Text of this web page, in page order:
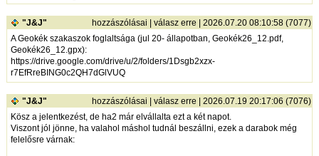
"J&J" hozzászólásai |válasz erre | 2026.07.20 08:10:58 (7077)
A Geokék szakaszok foglaltsága (jul 20- állapotban, Geokék26_12.pdf,
Geokék26_12.gpx):
https://drive.google.com/drive/u/2/folders/1Dsgb2xzx-
r7EfRreBING0c2QH7dGlVUQ
"J&J" hozzászólásai |válasz erre | 2026.07.19 20:17:06 (7076)
Kösz a jelentkezést, de ha2 már elvállalta ezt a két napot.
Viszont jól jönne, ha valahol máshol tudnál beszállni, ezek a darabok még
felelősre várnak: